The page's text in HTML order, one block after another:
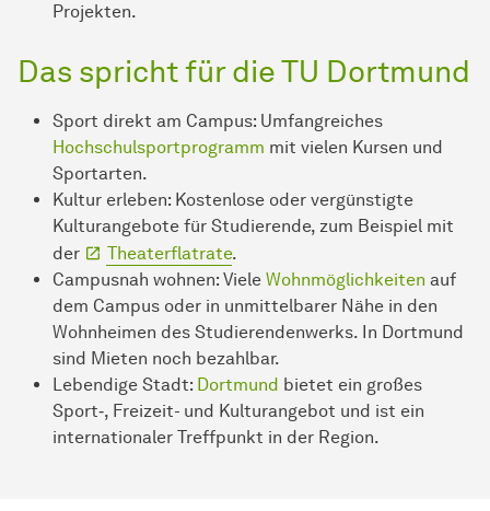
Projekten.
Das spricht für die TU Dortmund
Sport direkt am Campus: Umfangreiches
Hochschulsportprogramm mit vielen Kursen und
Sportarten.
Kultur erleben: Kostenlose oder vergünstigte
Kulturangebote für Studierende, zum Beispiel mit
der
Theaterflatrate.
Campusnah wohnen: Viele Wohnmöglichkeiten auf
dem Campus oder in unmittelbarer Nähe in den
Wohnheimen des Studierendenwerks. In Dortmund
sind Mieten noch bezahlbar.
Lebendige Stadt: Dortmund bietet ein großes
Sport‑, Freizeit- und Kulturangebot und ist ein
internationaler Treffpunkt in der Region.